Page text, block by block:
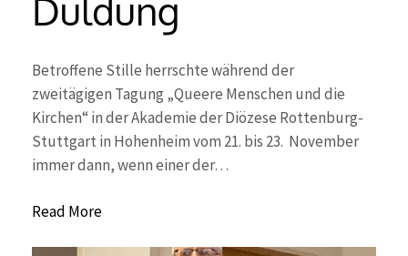
Duldung
Betroffene Stille herrschte während der
zweitägigen Tagung „Queere Menschen und die
Kirchen“ in der Akademie der Diözese Rottenburg-
Stuttgart in Hohenheim vom 21. bis 23. November
immer dann, wenn einer der…
Read More